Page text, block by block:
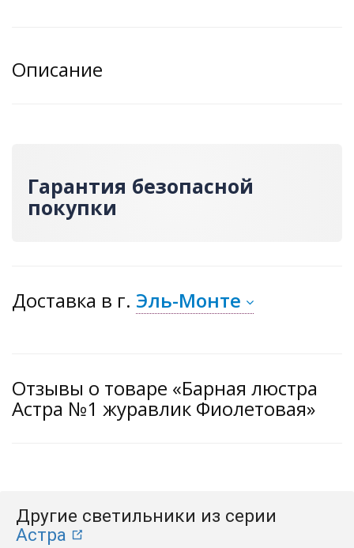
Описание
Гарантия безопасной
покупки
Доставка в г. Эль-Монте
Отзывы о товаре «Барная люстра
Астра №1 журавлик Фиолетовая»
Другие светильники из серии
Астра